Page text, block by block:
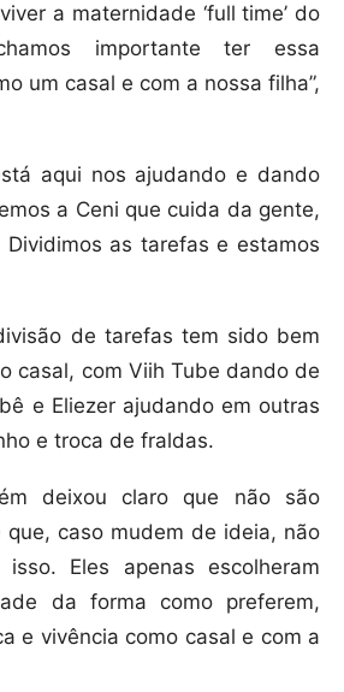
a maternidade ‘full time’ do
importante ter essa
um casal e com a nossa filha”,
aqui nos ajudando e dando
a Ceni que cuida da gente,
as tarefas e estamos
de tarefas tem sido bem
casal, com Viih Tube dando de
e Eliezer ajudando em outras
e troca de fraldas.
deixou claro que não são
caso mudem de ideia, não
Eles apenas escolheram
da forma como preferem,
e vivência como casal e com a